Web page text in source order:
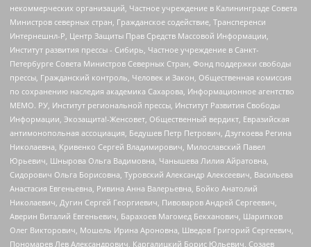
некоммерческих организаций, Частное учреждение в Калининграде Совета
Министров северных стран, Гражданское содействие, Трансперенси
Интернешнл-Р, Центр Защиты Прав Средств Массовой Информации,
Институт развития прессы - Сибирь, Частное учреждение в Санкт-
Петербурге Совета Министров Северных Стран, Фонд поддержки свободы
прессы, Гражданский контроль, Человек и Закон, Общественная комиссия
по сохранению наследия академика Сахарова, Информационное агентство
МЕМО. РУ, Институт региональной прессы, Институт Развития Свободы
Информации, Экозащита!-Женсовет, Общественный вердикт, Евразийская
антимонопольная ассоциация, Бедушев Петр Петрович, Дзугкоева Регина
Николаевна, Кривенко Сергей Владимирович, Милославский Павел
Юрьевич, Шнырова Ольга Вадимовна, Чанышева Лилия Айратовна,
Сидорович Ольга Борисовна, Туровский Александр Алексеевич, Васильева
Анастасия Евгеньевна, Ривина Анна Валерьевна, Бойко Анатолий
Николаевич, Дугин Сергей Георгиевич, Пивоваров Андрей Сергеевич,
Аверин Виталий Евгеньевич, Барахоев Магомед Бекханович, Шарипков
Олег Викторович, Мошель Ирина Ароновна, Шведов Григорий Сергеевич,
Пономарев Лев Александрович, Каргалицкий Борис Юльевич, Созаев